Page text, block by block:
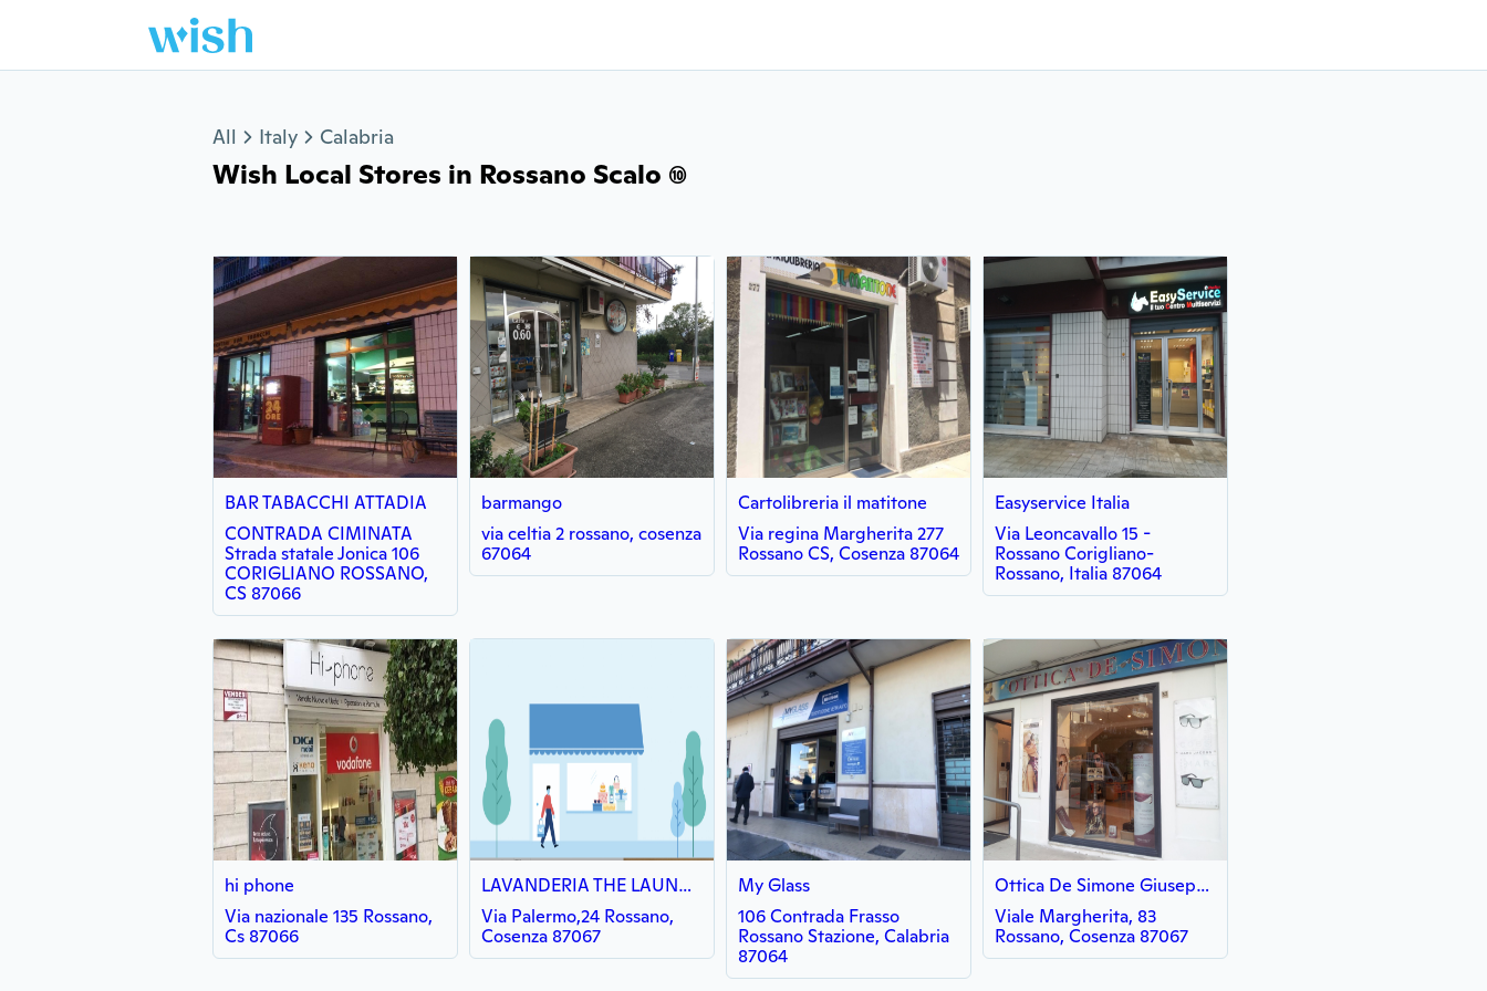
All Italy Calabria
Wish Local Stores in Rossano Scalo (10)
BAR TABACCHI ATTADIA
CONTRADA CIMINATA
Strada statale Jonica 106
CORIGLIANO ROSSANO,
CS 87066
barmango
via celtia 2 rossano, cosenza
67064
Cartolibreria il matitone
Via regina Margherita 277
Rossano CS, Cosenza 87064
Easyservice Italia
Via Leoncavallo 15 -
Rossano Corigliano-
Rossano, Italia 87064
hi phone
Via nazionale 135 Rossano,
Cs 87066
LAVANDERIA THE LAUNDRY ROOM
Via Palermo,24 Rossano,
Cosenza 87067
My Glass
106 Contrada Frasso
Rossano Stazione, Calabria
87064
Ottica De Simone Giuseppe
Viale Margherita, 83
Rossano, Cosenza 87067